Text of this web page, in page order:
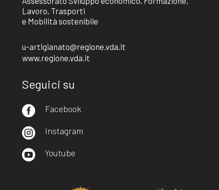
Lavoro, Trasporti
e Mobilità sostenibile
u-artigianato@regione.vda.it
www.regione.vda.it
Seguici su
 Facebook
 Instagram
 Youtube